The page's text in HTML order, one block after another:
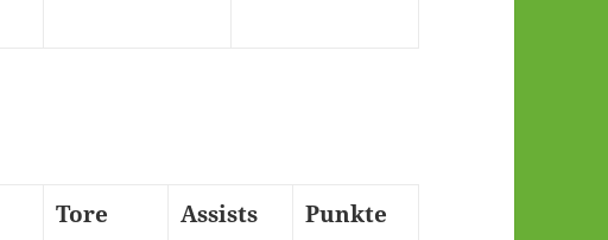
Tore Assists
Punkte